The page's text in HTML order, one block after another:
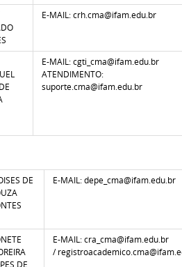
E-MAIL: crh.cma@ifam.edu.br
E-MAIL: cgti_cma@ifam.edu.br
ATENDIMENTO:
suporte.cma@ifam.edu.br
DE
E-MAIL: depe_cma@ifam.edu.br
E-MAIL: cra_cma@ifam.edu.br
/